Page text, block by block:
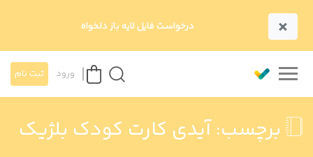
× درخواست فایل لایه باز دلخواه
ورود ثبت نام
برچسب:آیدی کارت کودک بلژیک